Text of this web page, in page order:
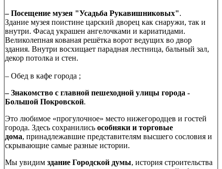
– Посещение музея "Усадьба Рукавишниковых".
Здание музея поистине царский дворец как снаружи, так и
внутри. Фасад украшен ангелочками и кариатидами.
Великолепная кованая решётка ворот ведущих во двор
здания. Внутри восхищает парадная лестница, бальный зал,
декор потолка и стен.
– Обед в кафе города ;
– Знакомство с главной пешеходной улицы города -
Большой Покровской.
Это любимое «прогулочное» место нижегородцев и гостей
города. Здесь сохранились особняки и торговые
дома, принадлежавшие представителям высшего сословия и
скрывающие самые разные истории.
Мы увидим здание Городской думы, история строительства